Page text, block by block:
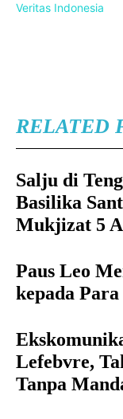
Veritas Indonesia
RELATED
Salju di
Basilika
Mukjizat 5
Paus Leo
kepada
Lefebvre,
Tanpa